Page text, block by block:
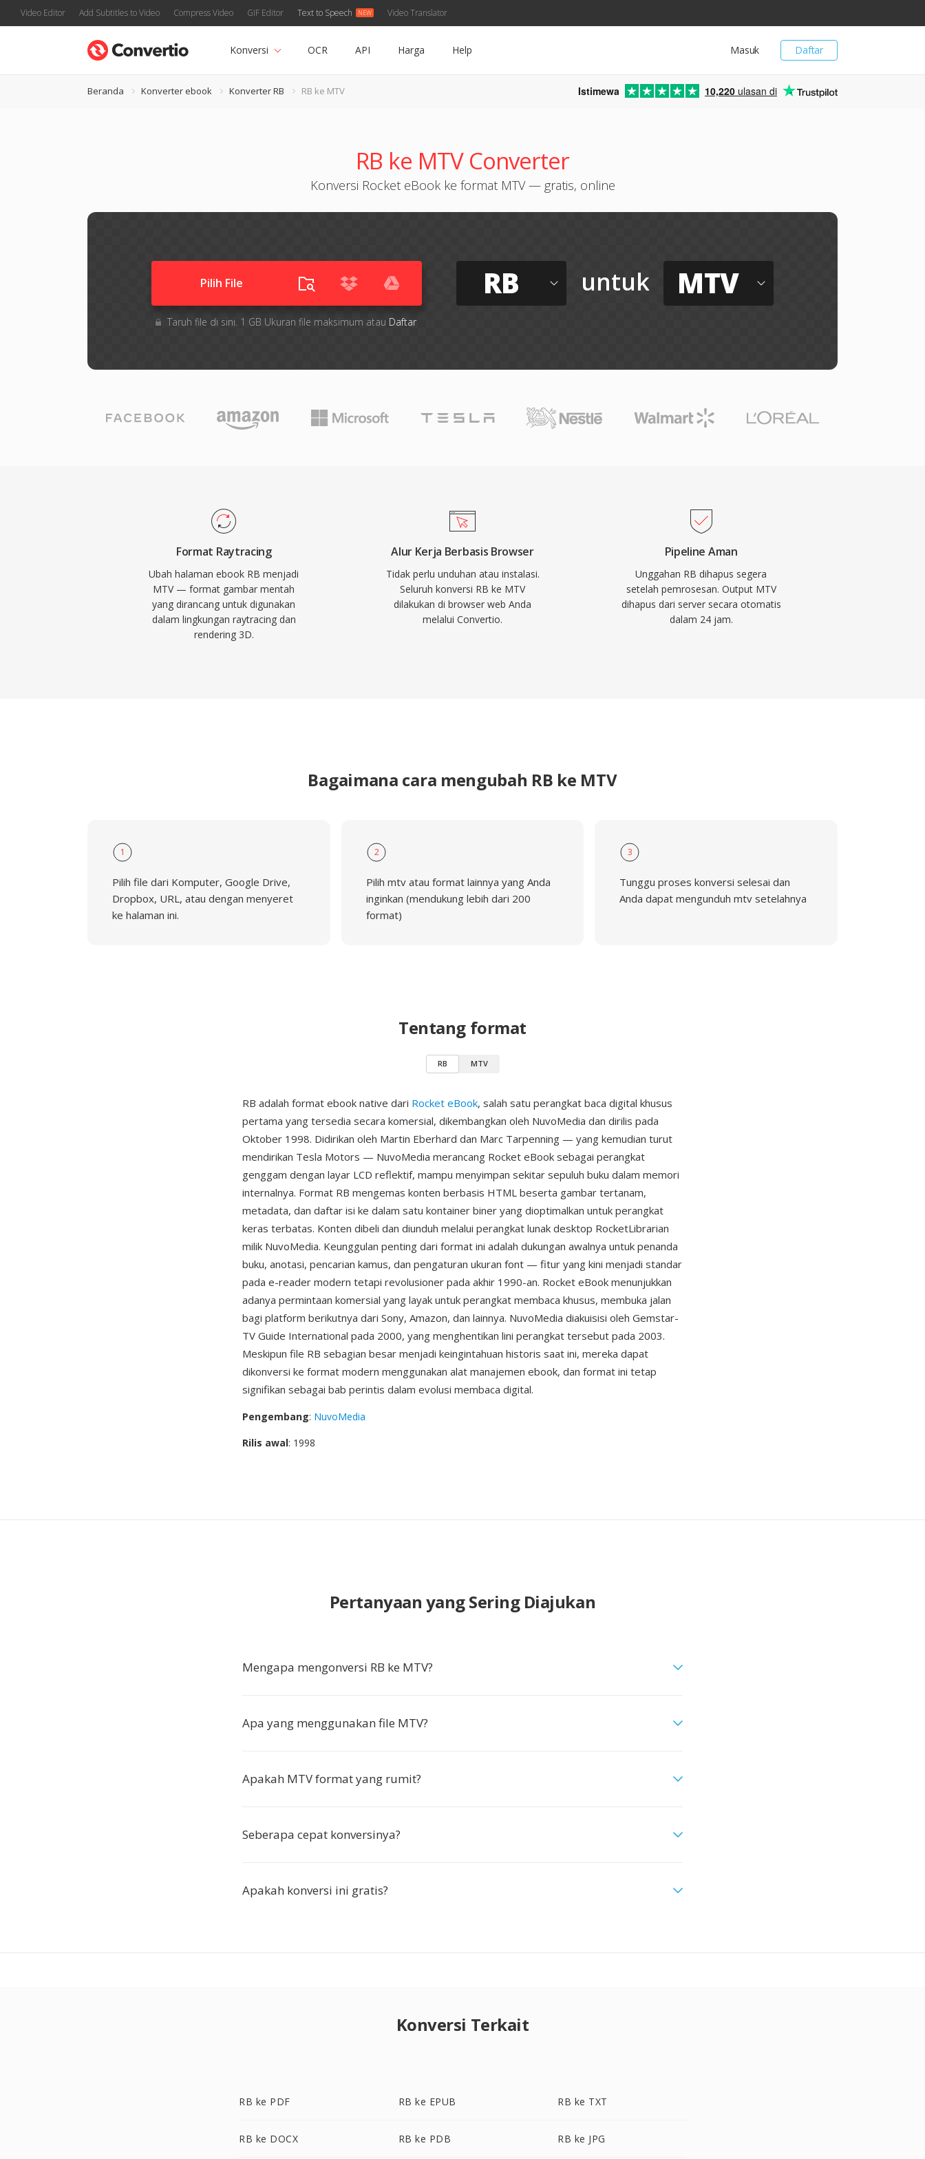
Video Editor Add Subtitles to Video Compress Video GIF Editor Text to Speech Video Translator
Daftar
Masuk
Konversi OCR API Harga Help
Beranda Konverter ebook Konverter RB RB ke MTV Istimewa 10,220 ulasan di
RB ke MTV Converter
Konversi Rocket eBook ke format MTV — gratis, online
Pilih File
Taruh file di sini. 1 GB Ukuran file maksimum atau Daftar
RB untuk MTV
Format Raytracing
Ubah halaman ebook RB menjadi
MTV — format gambar mentah
yang dirancang untuk digunakan
dalam lingkungan raytracing dan
rendering 3D.
Alur Kerja Berbasis Browser
Tidak perlu unduhan atau instalasi.
Seluruh konversi RB ke MTV
dilakukan di browser web Anda
melalui Convertio.
Pipeline Aman
Unggahan RB dihapus segera
setelah pemrosesan. Output MTV
dihapus dari server secara otomatis
dalam 24 jam.
Bagaimana cara mengubah RB ke MTV
1
Pilih file dari Komputer, Google Drive,
Dropbox, URL, atau dengan menyeret
ke halaman ini.
2
Pilih mtv atau format lainnya yang Anda
inginkan (mendukung lebih dari 200
format)
3
Tunggu proses konversi selesai dan
Anda dapat mengunduh mtv setelahnya
Tentang format
RB MTV
RB adalah format ebook native dari Rocket eBook, salah satu perangkat baca digital khusus
pertama yang tersedia secara komersial, dikembangkan oleh NuvoMedia dan dirilis pada
Oktober 1998. Didirikan oleh Martin Eberhard dan Marc Tarpenning — yang kemudian turut
mendirikan Tesla Motors — NuvoMedia merancang Rocket eBook sebagai perangkat
genggam dengan layar LCD reflektif, mampu menyimpan sekitar sepuluh buku dalam memori
internalnya. Format RB mengemas konten berbasis HTML beserta gambar tertanam,
metadata, dan daftar isi ke dalam satu kontainer biner yang dioptimalkan untuk perangkat
keras terbatas. Konten dibeli dan diunduh melalui perangkat lunak desktop RocketLibrarian
milik NuvoMedia. Keunggulan penting dari format ini adalah dukungan awalnya untuk penanda
buku, anotasi, pencarian kamus, dan pengaturan ukuran font — fitur yang kini menjadi standar
pada e-reader modern tetapi revolusioner pada akhir 1990-an. Rocket eBook menunjukkan
adanya permintaan komersial yang layak untuk perangkat membaca khusus, membuka jalan
bagi platform berikutnya dari Sony, Amazon, dan lainnya. NuvoMedia diakuisisi oleh Gemstar-
TV Guide International pada 2000, yang menghentikan lini perangkat tersebut pada 2003.
Meskipun file RB sebagian besar menjadi keingintahuan historis saat ini, mereka dapat
dikonversi ke format modern menggunakan alat manajemen ebook, dan format ini tetap
signifikan sebagai bab perintis dalam evolusi membaca digital.
Pengembang: NuvoMedia
Rilis awal: 1998
Pertanyaan yang Sering Diajukan
Mengapa mengonversi RB ke MTV?
Apa yang menggunakan file MTV?
Apakah MTV format yang rumit?
Seberapa cepat konversinya?
Apakah konversi ini gratis?
Konversi Terkait
RB ke PDF RB ke EPUB RB ke TXT
RB ke DOCX RB ke PDB RB ke JPG